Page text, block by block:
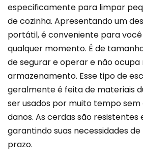
especificamente para limpar
de cozinha. Apresentando um
portátil, é conveniente para
qualquer momento. É de
de segurar e operar e não
armazenamento. Esse tipo de
geralmente é feita de materiais
ser usados por muito tempo
danos. As cerdas são resistentes
garantindo suas necessidades
prazo.